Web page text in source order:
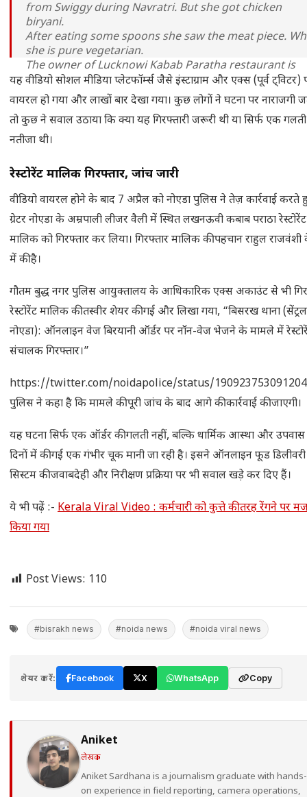
from Swiggy during Navratri. But she got chicken
biryani.
After eating some spoons she saw the meat piece.
she is pure vegetarian.
The owner of Lucknowi Kabab Paratha restaurant is
arrested.#Navratri2025#marketcrash
pic.twitter.com/LJ4lwskKvw
— Barbarik (@Sunny_000S)April 7, 2025
यह वीडियो सोशल मीडिया प्लेटफॉर्म्स जैसे इंस्टाग्राम और एक्स (पूर्व ट्विटर)
वायरल हो गया और लाखों बार देखा गया। कुछ लोगों ने घटना पर नाराजगी
तो कुछ ने सवाल उठाया कि क्या यह गिरफ्तारी जरूरी थी या सिर्फ एक
नतीजा थी।
रेस्टोरेंट मालिक गिरफ्तार, जांच जारी
वीडियो वायरल होने के बाद 7 अप्रैल को नोएडा पुलिस ने तेज़ कार्रवाई करते
ग्रेटर नोएडा के अम्रपाली लीजर वैली में स्थित लखनऊवी कबाब पराठा
मालिक को गिरफ्तार कर लिया। गिरफ्तार मालिक की पहचान राहुल
में की है।
गौतम बुद्ध नगर पुलिस आयुक्तालय के आधिकारिक एक्स अकाउंट से भी
रेस्टोरेंट मालिक की तस्वीर शेयर की गई और लिखा गया, “बिसरख थाना (सेंट्रल
नोएडा): ऑनलाइन वेज बिरयानी ऑर्डर पर नॉन-वेज भेजने के मामले में
संचालक गिरफ्तार।”
https://twitter.com/noidapolice/status/
पुलिस ने कहा है कि मामले की पूरी जांच के बाद आगे की कार्रवाई की जाएगी।
यह घटना सिर्फ एक ऑर्डर की गलती नहीं, बल्कि धार्मिक आस्था और
दिनों में की गई एक गंभीर चूक मानी जा रही है। इसने ऑनलाइन फूड डिलीवरी
सिस्टम की जवाबदेही और निरीक्षण प्रक्रिया पर भी सवाल खड़े कर दिए हैं।
ये भी पढ़ें :- Kerala Viral Video : कर्मचारी को कुत्ते की तरह रेंगने पर
किया गया
Post Views: 110
#bisrakh news #noida news #noida viral news
शेयर करें: Facebook X WhatsApp Copy
Aniket
लेखक
Aniket Sardhana is a journalism graduate with hands-
on experience in field reporting, camera operations,